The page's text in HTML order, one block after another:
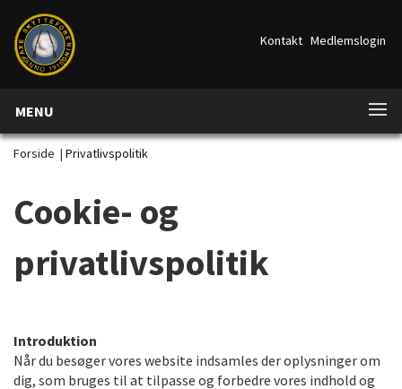
Kontakt Medlemslogin
MENU
Forside | Privatlivspolitik
Cookie- og
privatlivspolitik
Introduktion
Når du besøger vores website indsamles der oplysninger om
dig, som bruges til at tilpasse og forbedre vores indhold og